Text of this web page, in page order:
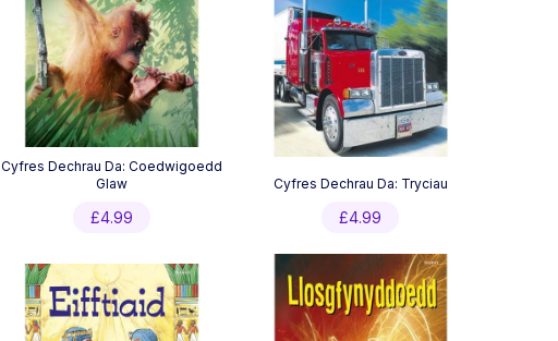
Cyfres Dechrau Da: Coedwigoedd
Glaw
£4.99
Cyfres Dechrau Da: Tryciau
£4.99